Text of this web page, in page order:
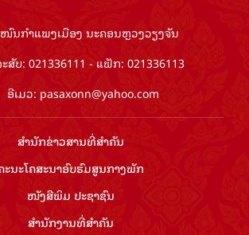
ນກຳແພງເມືອງ ນະຄອນຫຼວງວຽງຈັນ
ສັບ: 021336111 - ແຟັກ: 021336113
ອີເມວ: pasaxonn@yahoo.com
ສຳ​ນັກ​ຂ່າວ​ສານ​ທີ່​ສຳ​ຄັນ​
ະນະໂຄສະນາອົບຮົມ​ສູນ​ກາງ​ພັກ
ໜັງສືພິມ ປະ​ຊາ​ຊົນ
ສຳ​ນັກ​ງານ​ທີ່​ສຳ​ຄັນ